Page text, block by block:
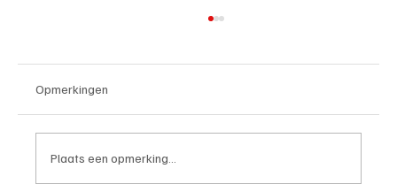
Opmerkingen
Plaats een opmerking...